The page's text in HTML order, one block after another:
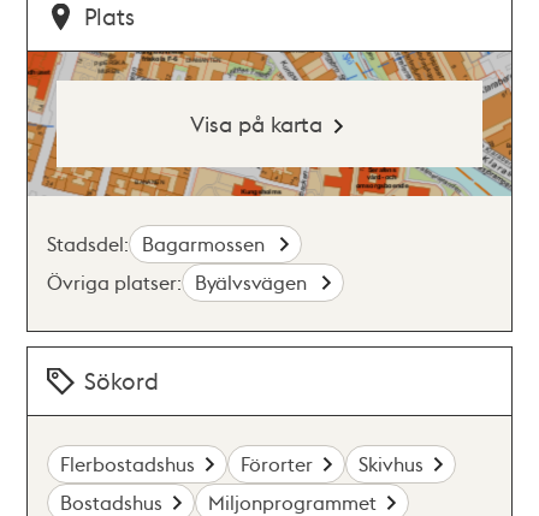
Plats
Visa på karta
Stadsdel: Bagarmossen
Övriga platser: Byälvsvägen
Sökord
Flerbostadshus Förorter
Skivhus
Bostadshus
Miljonprogrammet